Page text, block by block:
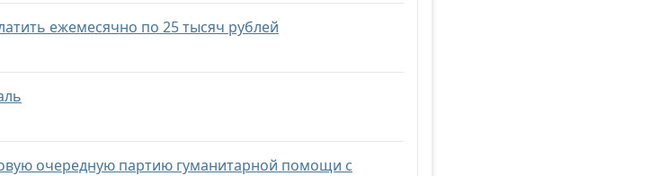
ежемесячно по 25 тысяч рублей
очередную партию гуманитарной помощи с